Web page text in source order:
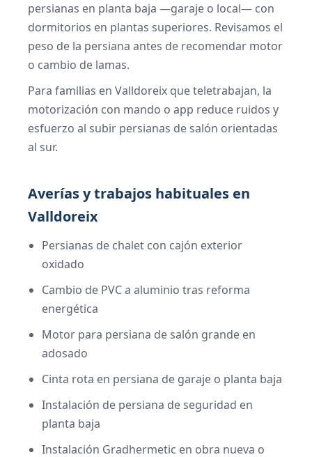
persianas en planta baja —garaje o local— con
dormitorios en plantas superiores. Revisamos el
peso de la persiana antes de recomendar motor
o cambio de lamas.
Para familias en Valldoreix que teletrabajan, la
motorización con mando o app reduce ruidos y
esfuerzo al subir persianas de salón orientadas
al sur.
Averías y trabajos habituales en
Valldoreix
Persianas de chalet con cajón exterior
oxidado
Cambio de PVC a aluminio tras reforma
energética
Motor para persiana de salón grande en
adosado
Cinta rota en persiana de garaje o planta baja
Instalación de persiana de seguridad en
planta baja
Instalación Gradhermetic en obra nueva o